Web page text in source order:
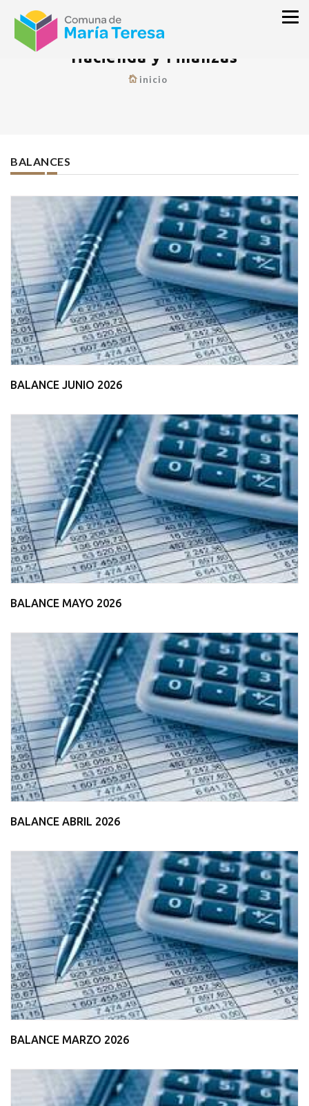
Hacienda y Finanzas
inicio
BALANCES
BALANCE JUNIO 2026
BALANCE MAYO 2026
BALANCE ABRIL 2026
BALANCE MARZO 2026